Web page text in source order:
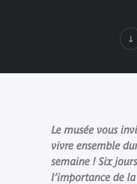
Le musée vous
vivre ensemble
semaine ! Six
l’importance de